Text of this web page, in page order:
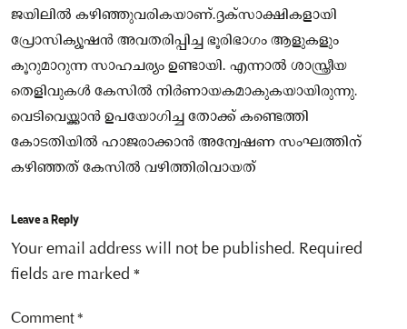
ജയിലില്‍ കഴിഞ്ഞുവരികയാണ്.ദൃക്‌സാക്ഷികളായി
പ്രോസിക്യൂഷന്‍ അവതരിപ്പിച്ച ഭൂരിഭാഗം ആളുകളും
കൂറുമാറുന്ന സാഹചര്യം ഉണ്ടായി. എന്നാല്‍ ശാസ്ത്രീയ
തെളിവുകള്‍ കേസില്‍ നിര്‍ണായകമാകുകയായിരുന്നു.
വെടിവെയ്ക്കാന്‍ ഉപയോഗിച്ച തോക്ക് കണ്ടെത്തി
കോടതിയില്‍ ഹാജരാക്കാന്‍ അന്വേഷണ സംഘത്തിന്
കഴിഞ്ഞത് കേസില്‍ വഴിത്തിരിവായത്
Leave a Reply
Your email address will not be published. Required
fields are marked *
Comment*